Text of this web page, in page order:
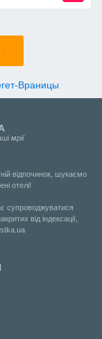
Враницы
мрії
відпочинок, шукаємо
отелі!
супроводжуватися
від індексації,